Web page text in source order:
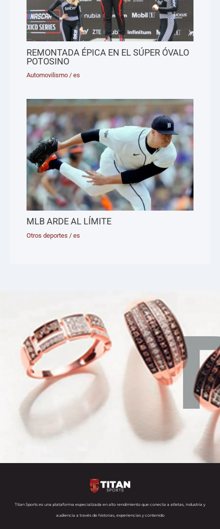
REMONTADA ÉPICA EN EL SÚPER ÓVALO
POTOSINO
Automovilismo /es
MLB ARDE AL LÍMITE
Otros deportes /es
Titan Sports es una plataforma especializada en alto rendimiento que conecta a atletas, industria y
audiencia a través de historias, experiencias y contenido